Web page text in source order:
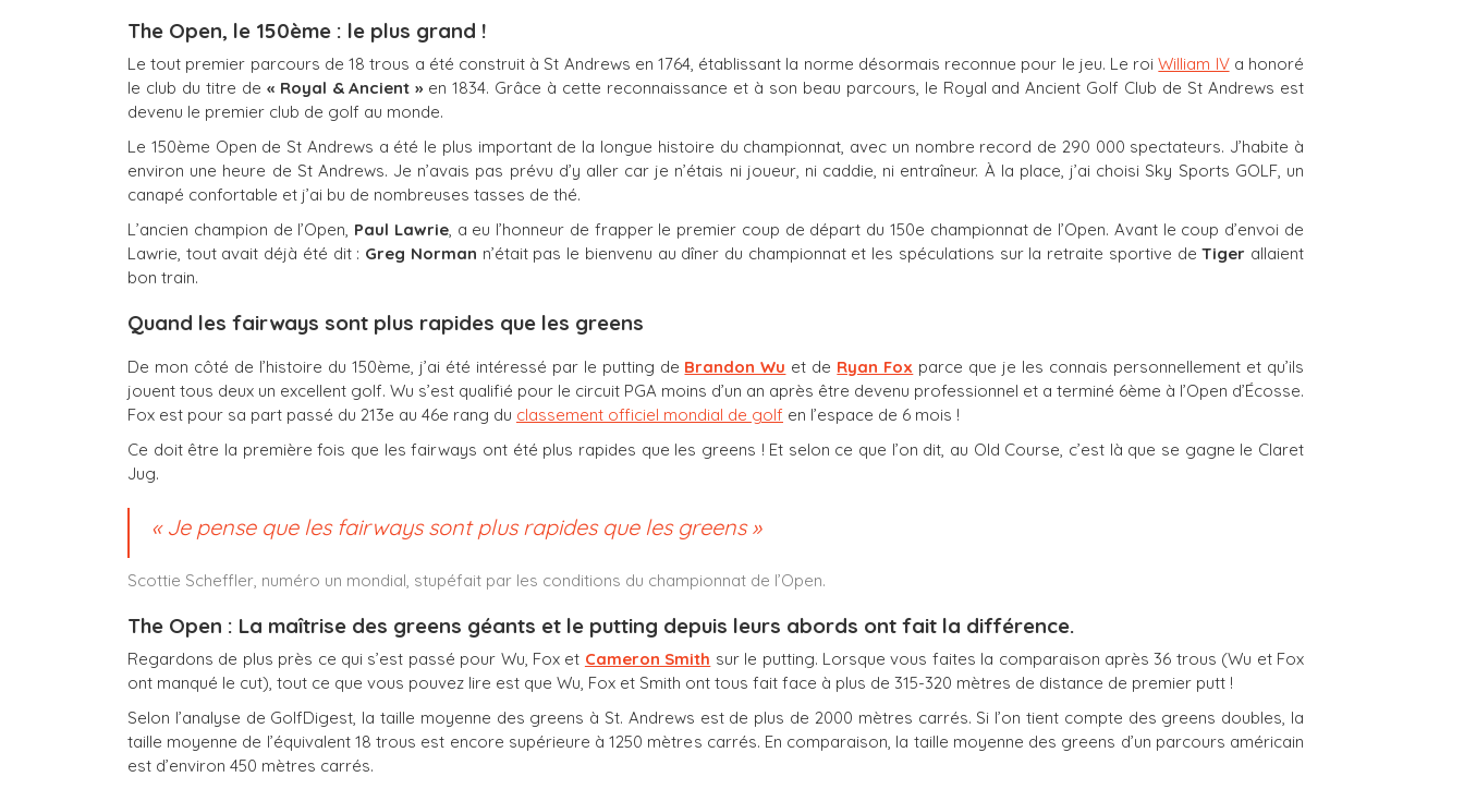
The Open, le 150ème : le plus grand !
Le tout premier parcours de 18 trous a été construit à St Andrews en 1764, établissant la norme désormais reconnue pour le jeu. Le roiWilliam IVa honoré
le club du titre de « Royal & Ancient » en 1834. Grâce à cette reconnaissance et à son beau parcours, le Royal and Ancient Golf Club de St Andrews est
devenu le premier club de golf au monde.
Le 150ème Open de St Andrews a été le plus important de la longue histoire du championnat, avec un nombre record de 290 000 spectateurs. J’habite à
environ une heure de St Andrews. Je n’avais pas prévu d’y aller car je n’étais ni joueur, ni caddie, ni entraîneur. À la place, j’ai choisi Sky Sports GOLF, un
canapé confortable et j’ai bu de nombreuses tasses de thé.
L’ancien champion de l’Open, Paul Lawrie, a eu l’honneur de frapper le premier coup de départ du 150e championnat de l’Open. Avant le coup d’envoi de
Lawrie, tout avait déjà été dit : Greg Norman n’était pas le bienvenu au dîner du championnat et les spéculations sur la retraite sportive deTiger allaient
bon train.
Quand les fairways sont plus rapides que les greens
De mon côté de l’histoire du 150ème, j’ai été intéressé par le putting de Brandon Wu et de Ryan Fox parce que je les connais personnellement et qu’ils
jouent tous deux un excellent golf. Wu s’est qualifié pour le circuit PGA moins d’un an après être devenu professionnel et a terminé 6ème à l’Open d’Écosse.
Fox est pour sa part passé du 213e au 46e rang du classement officiel mondial de golf en l’espace de 6 mois !
Ce doit être la première fois que les fairways ont été plus rapides que les greens ! Et selon ce que l’on dit, au Old Course, c’est là que se gagne le Claret
Jug.
« Je pense que les fairways sont plus rapides que les greens »
Scottie Scheffler, numéro un mondial, stupéfait par les conditions du championnat de l’Open.
The Open : La maîtrise des greens géants et le putting depuis leurs abords ont fait la différence.
Regardons de plus près ce qui s’est passé pour Wu, Fox et Cameron Smith sur le putting. Lorsque vous faites la comparaison après 36 trous (Wu et Fox
ont manqué le cut), tout ce que vous pouvez lire est que Wu, Fox et Smith ont tous fait face à plus de 315-320 mètres de distance de premier putt !
Selon l’analyse de GolfDigest, la taille moyenne des greens à St. Andrews est de plus de 2000 mètres carrés. Si l’on tient compte des greens doubles, la
taille moyenne de l’équivalent 18 trous est encore supérieure à 1250 mètres carrés. En comparaison, la taille moyenne des greens d’un parcours américain
est d’environ 450 mètres carrés.